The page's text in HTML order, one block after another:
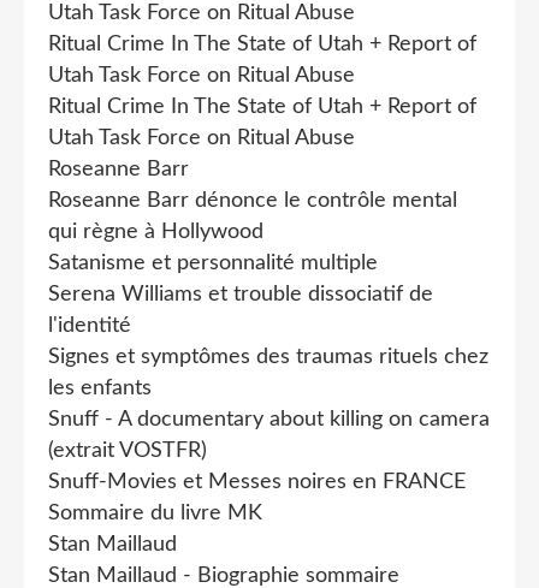
Utah Task Force on Ritual Abuse
Ritual Crime In The State of Utah + Report of
Utah Task Force on Ritual Abuse
Ritual Crime In The State of Utah + Report of
Utah Task Force on Ritual Abuse
Roseanne Barr
Roseanne Barr dénonce le contrôle mental
qui règne à Hollywood
Satanisme et personnalité multiple
Serena Williams et trouble dissociatif de
l'identité
Signes et symptômes des traumas rituels chez
les enfants
Snuff - A documentary about killing on camera
(extrait VOSTFR)
Snuff-Movies et Messes noires en FRANCE
Sommaire du livre MK
Stan Maillaud
Stan Maillaud - Biographie sommaire